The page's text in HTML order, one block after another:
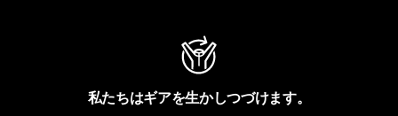
私たちはギアを生かしつづけます。